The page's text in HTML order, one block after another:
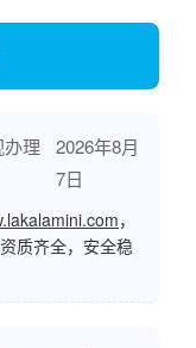
办理
2026年8月
7日
，
质齐全，安全稳